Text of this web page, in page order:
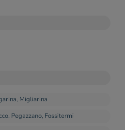
Migliarina
Pegazzano, Fossitermi